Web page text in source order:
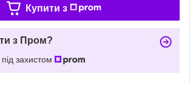
Купити з
з Пром?
захистом